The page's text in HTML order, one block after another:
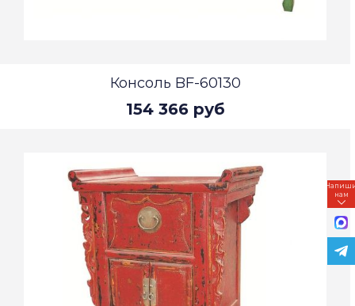
Консоль BF-60130
154 366 руб
нам